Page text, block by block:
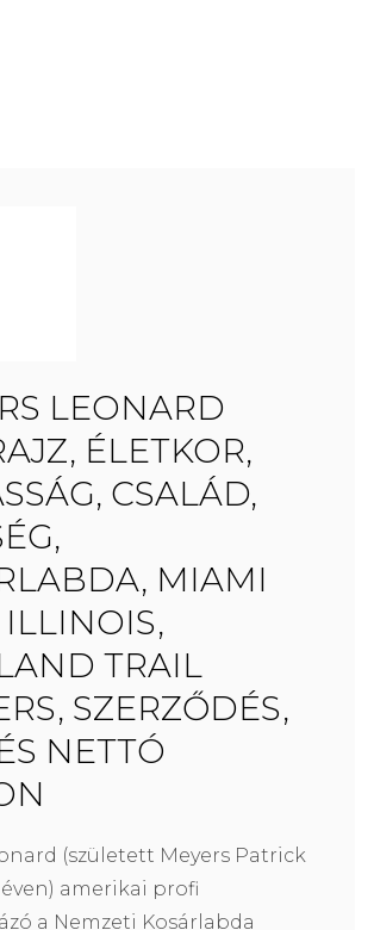
LEONARD
ÉLETKOR,
CSALÁD,
MIAMI
ILLINOIS,
TRAIL
SZERZŐDÉS,
NETTÓ
(született Meyers Patrick
amerikai profi
a Nemzeti Kosárlabda